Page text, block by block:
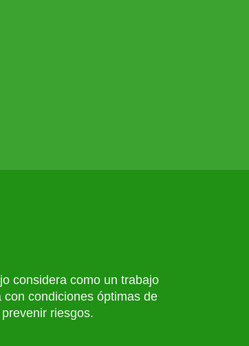
considera como un trabajo
condiciones óptimas de
riesgos.